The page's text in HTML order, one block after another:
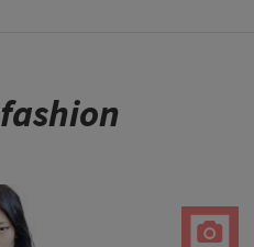
fashion